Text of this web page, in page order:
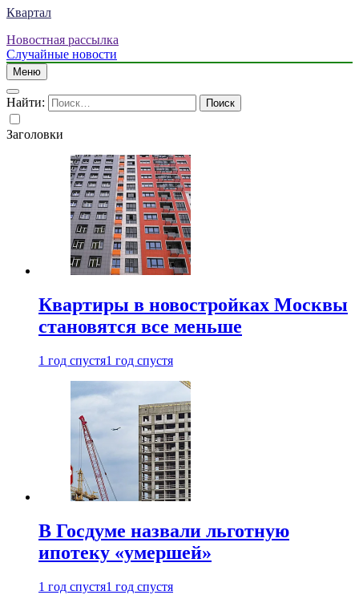
Квартал
Новостная рассылка
Случайные новости
Меню
Найти:
Заголовки
Квартиры в новостройках Москвы
становятся все меньше
1 год спустя1 год спустя
В Госдуме назвали льготную
ипотеку «умершей»
1 год спустя1 год спустя